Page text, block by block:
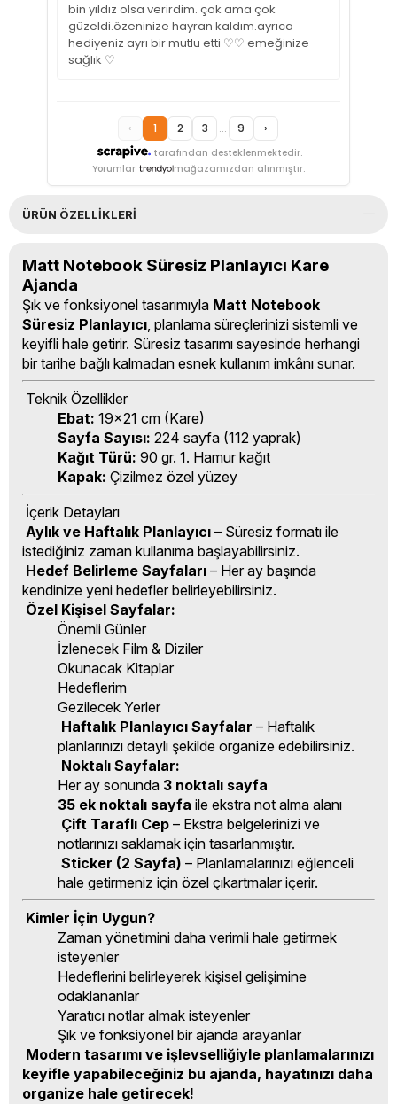
bin yıldız olsa verirdim. çok ama çok
güzeldi.özeninize hayran kaldım.ayrıca
hediyeniz ayrı bir mutlu etti ♡♡ emeğinize
sağlık ♡
tarafından desteklenmektedir.
‹ 1 2 3 ... 9 ›
Yorumlar mağazamızdan alınmıştır.
ÜRÜN ÖZELLIKLERI
Matt Notebook Süresiz Planlayıcı Kare
Ajanda
Şık ve fonksiyonel tasarımıyla Matt Notebook
Süresiz Planlayıcı, planlama süreçlerinizi sistemli ve
keyifli hale getirir. Süresiz tasarımı sayesinde herhangi
bir tarihe bağlı kalmadan esnek kullanım imkânı sunar.
Teknik Özellikler
Ebat: 19x21 cm (Kare)
Sayfa Sayısı: 224 sayfa (112 yaprak)
Kağıt Türü: 90 gr. 1. Hamur kağıt
Kapak: Çizilmez özel yüzey
İçerik Detayları
Aylık ve Haftalık Planlayıcı – Süresiz formatı ile
istediğiniz zaman kullanıma başlayabilirsiniz.
Hedef Belirleme Sayfaları – Her ay başında
kendinize yeni hedefler belirleyebilirsiniz.
Özel Kişisel Sayfalar:
Önemli Günler
İzlenecek Film & Diziler
Okunacak Kitaplar
Hedeflerim
Gezilecek Yerler
Haftalık Planlayıcı Sayfalar – Haftalık
planlarınızı detaylı şekilde organize edebilirsiniz.
Noktalı Sayfalar:
Her ay sonunda 3 noktalı sayfa
35 ek noktalı sayfa ile ekstra not alma alanı
Çift Taraflı Cep – Ekstra belgelerinizi ve
notlarınızı saklamak için tasarlanmıştır.
Sticker (2 Sayfa) – Planlamalarınızı eğlenceli
hale getirmeniz için özel çıkartmalar içerir.
Kimler İçin Uygun?
Zaman yönetimini daha verimli hale getirmek
isteyenler
Hedeflerini belirleyerek kişisel gelişimine
odaklananlar
Yaratıcı notlar almak isteyenler
Şık ve fonksiyonel bir ajanda arayanlar
Modern tasarımı ve işlevselliğiyle planlamalarınızı
keyifle yapabileceğiniz bu ajanda, hayatınızı daha
organize hale getirecek!